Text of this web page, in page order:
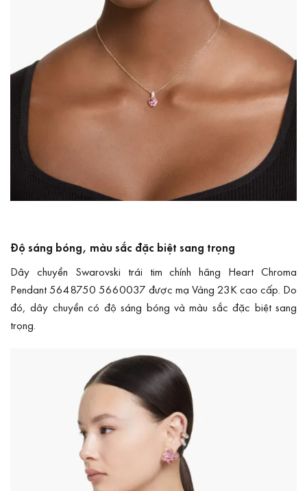
Độ sáng bóng, màu sắc đặc biệt sang trọng
Dây chuyền Swarovski trái tim chính hãng Heart Chroma
Pendant 5648750 5660037 được mạ Vàng 23K cao cấp. Do
đó, dây chuyền có độ sáng bóng và màu sắc đặc biệt sang
trọng.